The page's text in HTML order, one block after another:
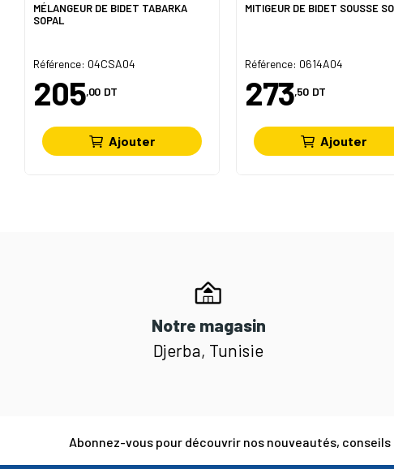
MÉLANGEUR DE BIDET TABARKA
SOPAL
Référence: 04CSA04
205,00 DT
Ajouter
MITIGEUR DE BIDET SOUSSE
Référence: 0614A04
273,50 DT
Ajouter
Notre magasin
Djerba, Tunisie
Abonnez-vous pour découvrir nos nouveautés,